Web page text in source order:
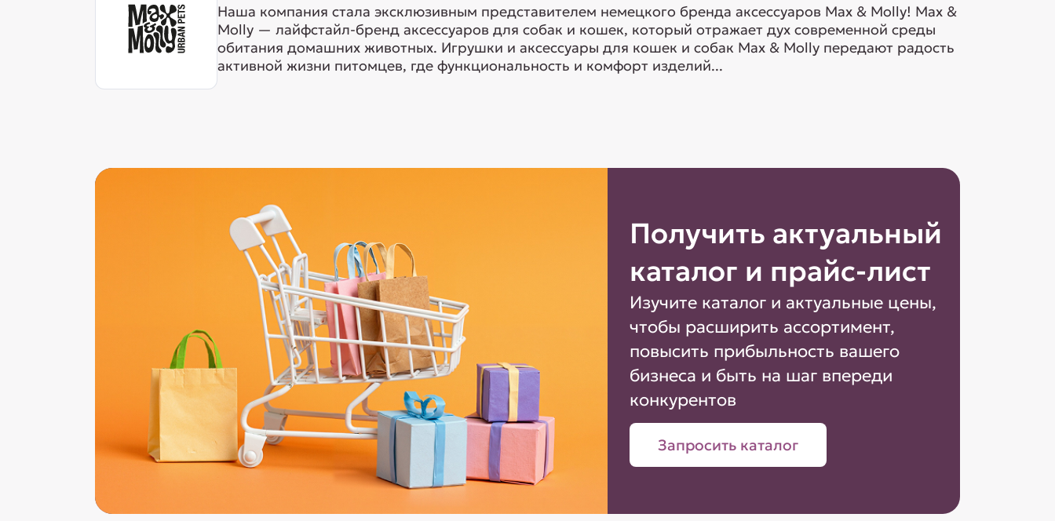
Наша компания стала эксклюзивным представителем немецкого бренда аксессуаров Max & Molly! Max &
Molly — лайфстайл-бренд аксессуаров для собак и кошек, который отражает дух современной среды
обитания домашних животных. Игрушки и аксессуары для кошек и собак Max & Molly передают радость
активной жизни питомцев, где функциональность и комфорт изделий...
Получить актуальный
каталог и прайс-лист
Изучите каталог и актуальные цены,
чтобы расширить ассортимент,
повысить прибыльность вашего
бизнеса и быть на шаг впереди
конкурентов
Запросить каталог